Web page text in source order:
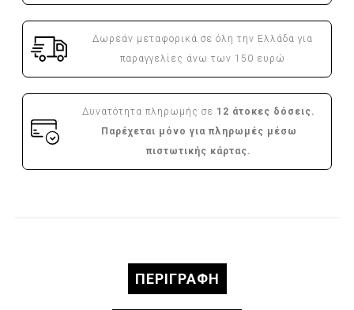
Δωρεάν μεταφορικά σε όλη την Ελλάδα για
παραγγελίες άνω των 150 ευρώ
Δυνατότητα πληρωμής σε 12 άτοκες δόσεις.
Παρέχεται μόνο για πληρωμές μέσω
πιστωτικής κάρτας.
ΠΕΡΙΓΡΑΦΉ